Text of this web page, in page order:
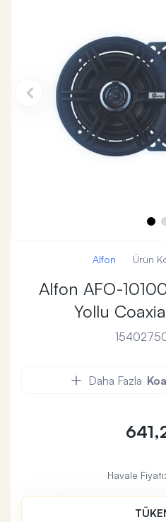
Alfon Ürün
Alfon AFO-
Yollu
Daha Fazla
Havale Fiyatı: